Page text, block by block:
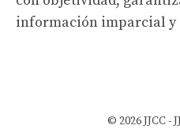
información imparcial y
© 2026 JJCC -